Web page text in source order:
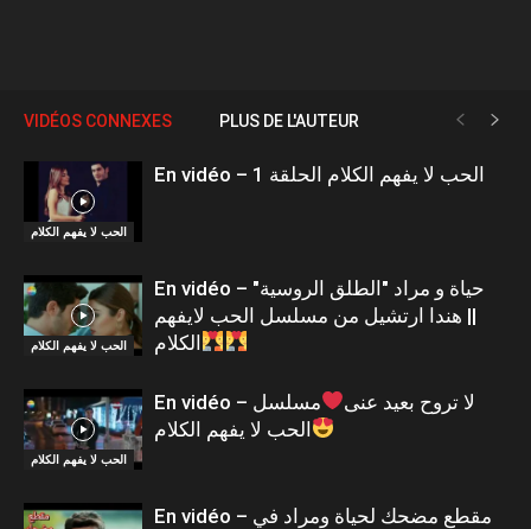
VIDÉOS CONNEXES PLUS DE L'AUTEUR
الحب لا يفهم الكلام
En vidéo – الحب لا يفهم الكلام الحلقة 1
الحب لا يفهم الكلام
En vidéo – حياة و مراد "الطلق الروسية"
|| هندا ارتشيل من مسلسل الحب لايفهم
الكلام
الحب لا يفهم الكلام
En vidéo – لا تروح بعيد عنى
مسلسل
الحب لا يفهم الكلام
En vidéo – مقطع مضحك لحياة ومراد في